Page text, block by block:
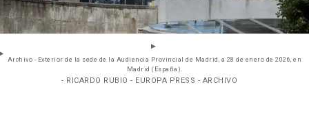
Archivo - Exterior de la sede de la Audiencia Provincial de Madrid, a 28 de enero de 2026, en
Madrid (España).
- RICARDO RUBIO - EUROPA PRESS - ARCHIVO